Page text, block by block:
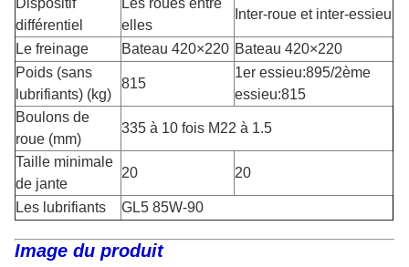
Dispositif
différentiel
Les roues entre
elles
Inter-roue et inter-essieu
Le freinage Bateau 420×220 Bateau 420×220
Poids (sans
lubrifiants) (kg)
815
1er essieu:895/2ème
essieu:815
Boulons de
roue (mm)
335 à 10 fois M22 à 1.5
Taille minimale
de jante
20 20
Les lubrifiants GL5 85W-90
Image du produit